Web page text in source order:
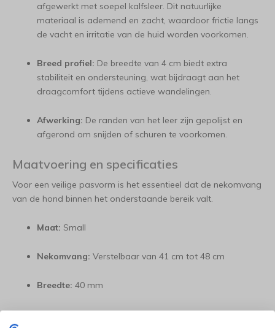
afgewerkt met soepel kalfsleer. Dit natuurlijke
materiaal is ademend en zacht, waardoor frictie langs
de vacht en irritatie van de huid worden voorkomen.
Breed profiel: De breedte van 4 cm biedt extra
stabiliteit en ondersteuning, wat bijdraagt aan het
draagcomfort tijdens actieve wandelingen.
Afwerking: De randen van het leer zijn gepolijst en
afgerond om snijden of schuren te voorkomen.
Maatvoering en specificaties
Voor een veilige pasvorm is het essentieel dat de nekomvang
van de hond binnen het onderstaande bereik valt.
Maat: Small
Nekomvang: Verstelbaar van 41 cm tot 48 cm
Breedte: 40 mm
Materiaal:Zwart waxleer met kalfslederen voering